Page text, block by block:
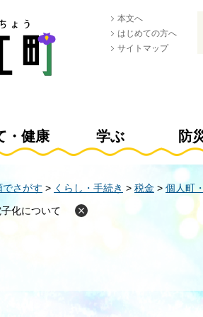
本文へ
はじめての方へ
サイトマップ
・健康 学ぶ 防
でさがす > くらし・手続き > 税金 > 個人町
化について